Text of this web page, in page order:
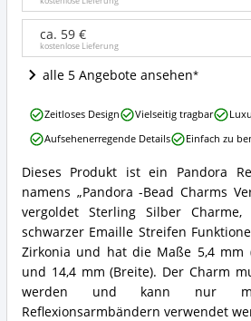
Angebote:
dieser
Pandora
Clip-
Charm
erhältlich?
ca. 59 €
kostenlose Lieferung
alle 5 Angebote ansehen
Pandora
-
Bead
Charms
Vergoldet
Zusammenfassung:
Was
bietet
dieser
Dieses Produkt ist ein Pandora
namens „Pandora -Bead Charms
vergoldet Sterling Silber
schwarzer Emaille Streifen
Zirkonia und hat die Maße 5,4 mm
und 14,4 mm (Breite). Der Charm
werden und kann nur
Reflexionsarmbändern verwendet
Pandora
Bead
Vergoldet
Vorteile:
Was
spricht
für
diesen
Pandora
Reflexions
Clip-
Zeitloses Design Vielseitig tragbar
Aufsehenerregende Details
Einfach zu